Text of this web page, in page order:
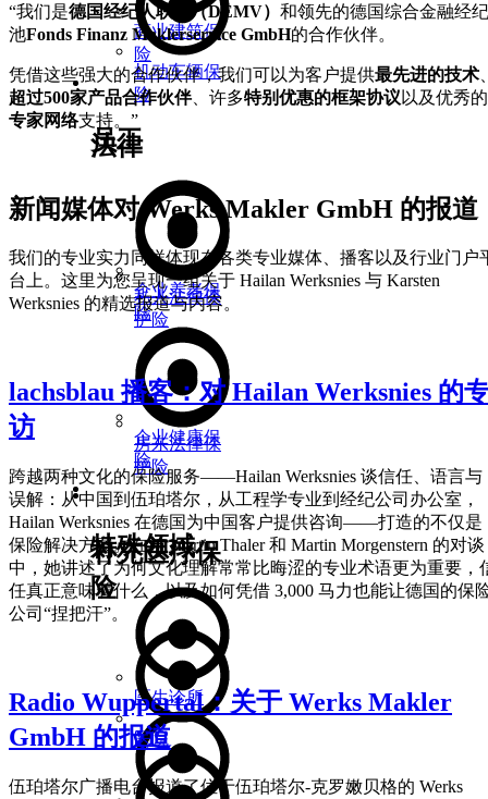
商业建筑保
险
健康与预防
员工
企业养老保
险
企业健康保
险
行业解决方案
特殊领域
医生诊所
机动车辆保
险
法律
私人法律保
护险
房东法律保
护险
医疗与休闲
补充医疗保
险
医院
“我们是德国经纪人联盟（DEMV） 和领先的德国综合金融经纪
池Fonds Finanz Maklerservice GmbH的合作伙伴。
凭借这些强大的合作伙伴，我们可以为客户提供最先进的技术
超过500家产品合作伙伴、许多特别优惠的框架协议 以及优秀的
专家网络支持。”
新闻媒体对 Werks Makler GmbH 的报道
我们的专业实力同样体现在各类专业媒体、播客以及行业门户
台上。这里为您呈现一组关于 Hailan Werksnies 与 Karsten
Werksnies 的精选报道与内容。
lachsblau 播客：对 Hailan Werksnies 的
访
跨越两种文化的保险服务——Hailan Werksnies 谈信任、语言与
误解：从中国到伍珀塔尔，从工程学专业到经纪公司办公室，
Hailan Werksnies 在德国为中国客户提供咨询——打造的不仅是
保险解决方案。在与 Martin Thaler 和 Martin Morgenstern 的对谈
中，她讲述了为何文化理解常常比晦涩的专业术语更为重要，
任真正意味着什么，以及如何凭借 3,000 马力也能让德国的保
公司“捏把汗”。
Radio Wuppertal：关于 Werks Makler
GmbH 的报道
伍珀塔尔广播电台报道了位于伍珀塔尔-克罗嫩贝格的 Werks